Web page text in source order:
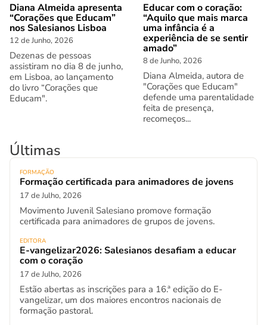
Diana Almeida apresenta
“Corações que Educam”
nos Salesianos Lisboa
12 de Junho, 2026
Dezenas de pessoas
assistiram no dia 8 de junho,
em Lisboa, ao lançamento
do livro “Corações que
Educam".
Educar com o coração:
“Aquilo que mais marca
uma infância é a
experiência de se sentir
amado”
8 de Junho, 2026
Diana Almeida, autora de
"Corações que Educam"
defende uma parentalidade
feita de presença,
recomeços...
Últimas
FORMAÇÃO
Formação certificada para animadores de jovens
17 de Julho, 2026
Movimento Juvenil Salesiano promove formação
certificada para animadores de grupos de jovens.
EDITORA
E-vangelizar2026: Salesianos desafiam a educar
com o coração
17 de Julho, 2026
Estão abertas as inscrições para a 16.ª edição do E-
vangelizar, um dos maiores encontros nacionais de
formação pastoral.